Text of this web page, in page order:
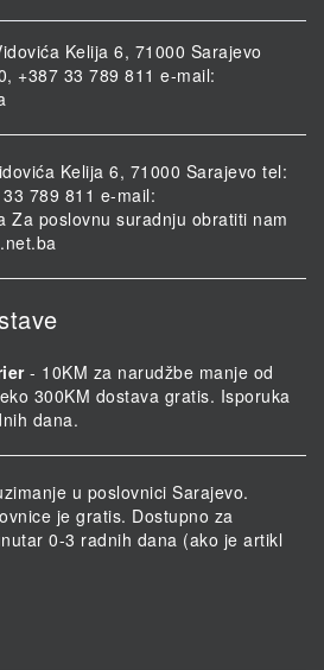
Kelija 6, 71000 Sarajevo
+387 33 789 811 e-mail:
Kelija 6, 71000 Sarajevo tel:
789 811 e-mail:
Za poslovnu suradnju obratiti nam
- 10KM za narudžbe manje od
300KM dostava gratis. Isporuka
dana.
u poslovnici Sarajevo.
je gratis. Dostupno za
0-3 radnih dana (ako je artikl